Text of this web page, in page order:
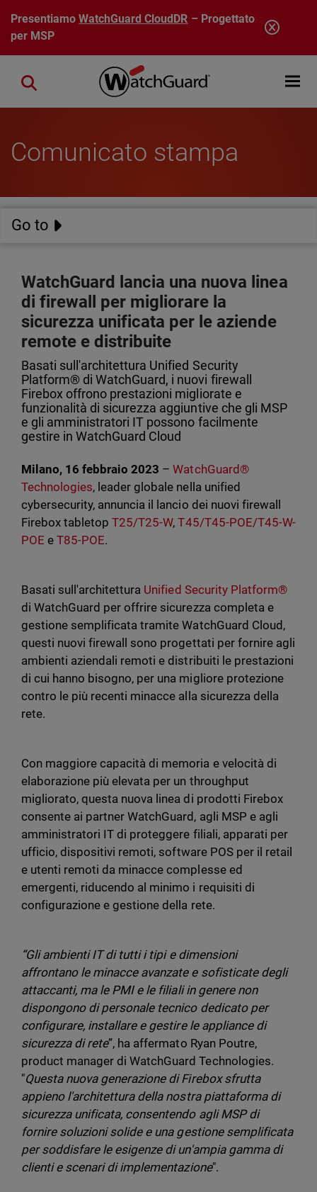
Salta al contenuto principale
PresentiamoWatchGuard CloudDR – Progettato
per MSP
Open
Close search
Comunicato stampa
Go to
WatchGuard lancia una nuova linea
di firewall per migliorare la
sicurezza unificata per le aziende
remote e distribuite
Basati sull'architettura Unified Security
Platform® di WatchGuard, i nuovi firewall
Firebox offrono prestazioni migliorate e
funzionalità di sicurezza aggiuntive che gli MSP
e gli amministratori IT possono facilmente
gestire in WatchGuard Cloud
Milano, 16 febbraio 2023 –WatchGuard®
Technologies, leader globale nella unified
cybersecurity, annuncia il lancio dei nuovi firewall
Firebox tabletopT25/T25-W,T45/T45-POE/T45-W-
POE eT85-POE.
Basati sull'architettura Unified Security Platform®
di WatchGuard per offrire sicurezza completa e
gestione semplificata tramite WatchGuard Cloud,
questi nuovi firewall sono progettati per fornire agli
ambienti aziendali remoti e distribuiti le prestazioni
di cui hanno bisogno, per una migliore protezione
contro le più recenti minacce alla sicurezza della
rete.
Con maggiore capacità di memoria e velocità di
elaborazione più elevata per un throughput
migliorato, questa nuova linea di prodotti Firebox
consente ai partner WatchGuard, agli MSP e agli
amministratori IT di proteggere filiali, apparati per
ufficio, dispositivi remoti, software POS per il retail
e utenti remoti da minacce complesse ed
emergenti, riducendo al minimo i requisiti di
configurazione e gestione della rete.
“Gli ambienti IT di tutti i tipi e dimensioni
affrontano le minacce avanzate e sofisticate degli
attaccanti, ma le PMI e le filiali in genere non
dispongono di personale tecnico dedicato per
configurare, installare e gestire le appliance di
sicurezza di rete”, ha affermato Ryan Poutre,
product manager di WatchGuard Technologies.
"Questa nuova generazione di Firebox sfrutta
appieno l'architettura della nostra piattaforma di
sicurezza unificata, consentendo agli MSP di
fornire soluzioni solide e una gestione semplificata
per soddisfare le esigenze di un'ampia gamma di
clienti e scenari di implementazione".